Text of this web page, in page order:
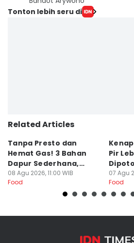
Tonton lebih seru di
Related Articles
Tanpa Presto dan
Hemat Gas! 3 Bahan
Dapur Sederhana,
Daging Sapi Empuk
Dalam 15 Menit
08 Agu 2026, 11:00 WIB
Food
Pir
07 Agu
Food